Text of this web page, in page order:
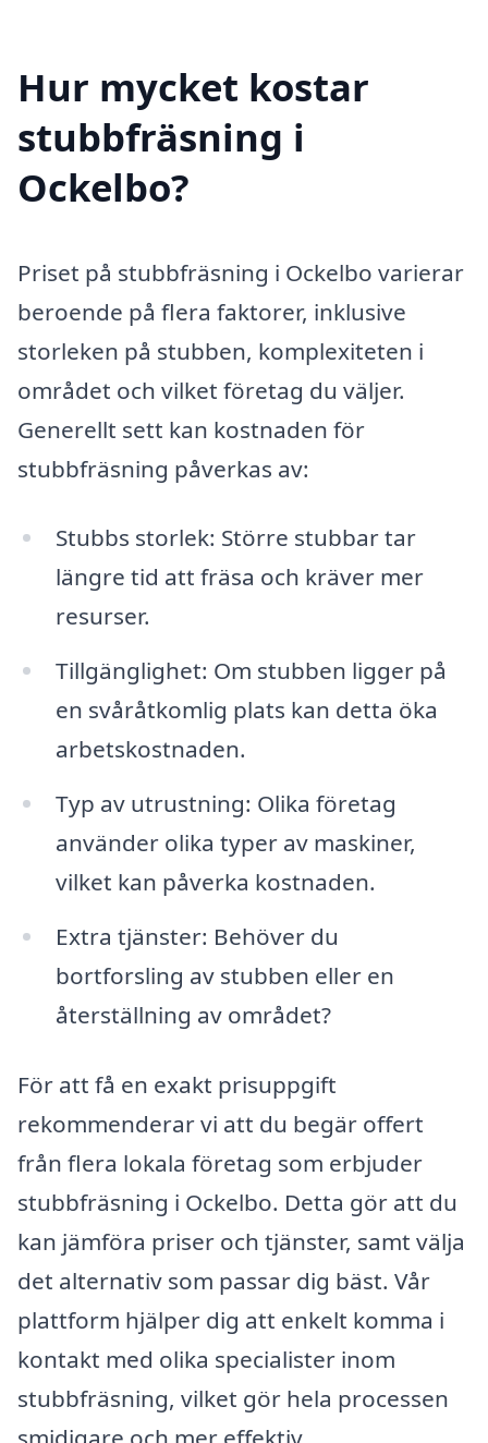
Hur mycket kostar
stubbfräsning i
Ockelbo?
Priset på stubbfräsning i Ockelbo varierar
beroende på flera faktorer, inklusive
storleken på stubben, komplexiteten i
området och vilket företag du väljer.
Generellt sett kan kostnaden för
stubbfräsning påverkas av:
Stubbs storlek: Större stubbar tar
längre tid att fräsa och kräver mer
resurser.
Tillgänglighet: Om stubben ligger på
en svåråtkomlig plats kan detta öka
arbetskostnaden.
Typ av utrustning: Olika företag
använder olika typer av maskiner,
vilket kan påverka kostnaden.
Extra tjänster: Behöver du
bortforsling av stubben eller en
återställning av området?
För att få en exakt prisuppgift
rekommenderar vi att du begär offert
från flera lokala företag som erbjuder
stubbfräsning i Ockelbo. Detta gör att du
kan jämföra priser och tjänster, samt välja
det alternativ som passar dig bäst. Vår
plattform hjälper dig att enkelt komma i
kontakt med olika specialister inom
stubbfräsning, vilket gör hela processen